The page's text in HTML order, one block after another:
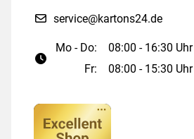
service@kartons24.de
Mo - Do:
08:00 - 16:30 Uhr
Fr:
08:00 - 15:30 Uhr